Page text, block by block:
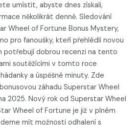
umístit, abyste dnes získali,
několikrát denně. Sledování
Wheel of Fortune Bonus Mystery,
pro fanoušky, kteří přehlédli novou
potřebují dobrou recenzi na tento
soutěžícími v tomto roce
a úspěšné minuty. Zde
záhadu Superstar Wheel
2025. Nový rok od Superstar Wheel
Wheel of Fortune je již v plném
mít možnosti odhalení s